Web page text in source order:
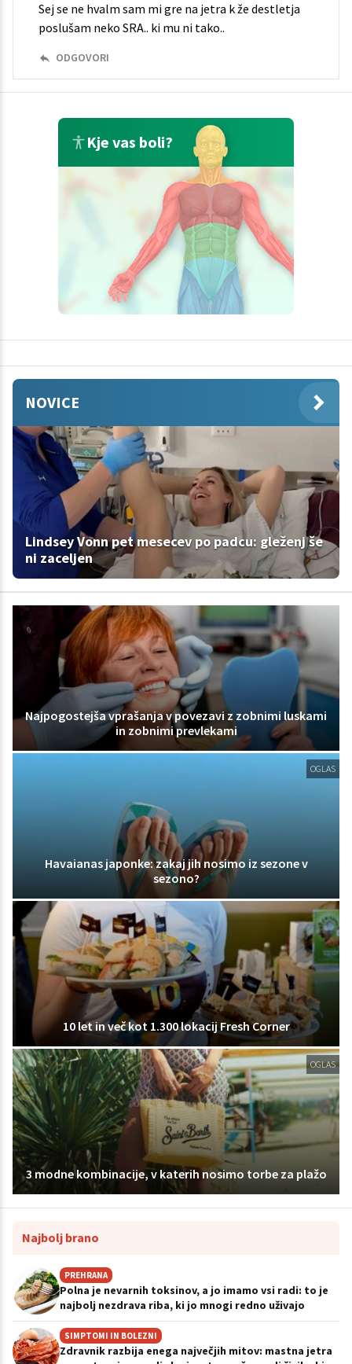
Sej se ne hvalm sam mi gre na jetra k že destletja
poslušam neko SRA.. ki mu ni tako..
ODGOVORI
Kje vas boli?
NOVICE
Lindsey Vonn pet mesecev po padcu: gleženj še
ni zaceljen
Najpogostejša vprašanja v povezavi z zobnimi luskami
in zobnimi prevlekami
OGLAS
Havaianas japonke: zakaj jih nosimo iz sezone v
sezono?
10 let in več kot 1.300 lokacij Fresh Corner
OGLAS
3 modne kombinacije, v katerih nosimo torbe za plažo
Najbolj brano
PREHRANA
Polna je nevarnih toksinov, a jo imamo vsi radi: to je
najbolj nezdrava riba, ki jo mnogi redno uživajo
SIMPTOMI IN BOLEZNI
Zdravnik razbija enega največjih mitov: mastna jetra